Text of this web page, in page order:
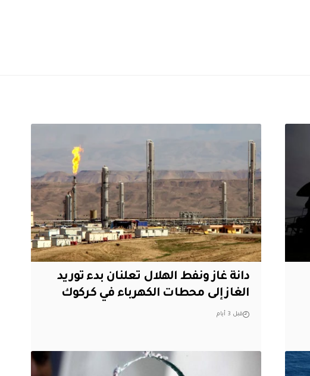
دانة غاز ونفط الهلال تعلنان بدء توريد
الغاز إلى محطات الكهرباء في كركوك
قبل 3 أيام